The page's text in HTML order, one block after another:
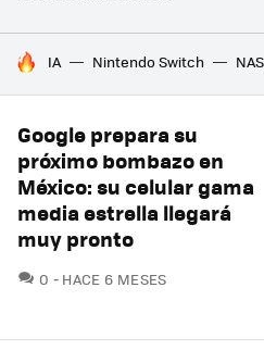
HOY SE HABLA DE
IA Nintendo Switch
Google prepara su
próximo bombazo en
México: su celular gama
media estrella llegará
muy pronto
0 COMENTARIOS
HACE 6 MESES